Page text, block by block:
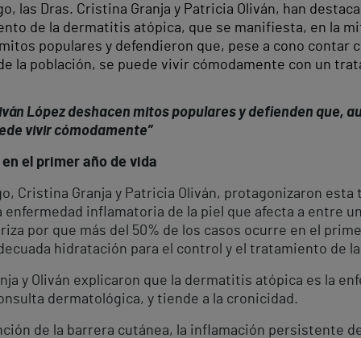
las Dras. Cristina Granja y Patricia Oliván, han
de la dermatitis atópica, que se manifiesta, en la
populares y defendieron que, pese a cono contar
la población, se puede vivir cómodamente con un
López deshacen mitos populares y defienden que,
vivir cómodamente”
el primer año de vida
Cristina Granja y Patricia Oliván, protagonizaron esta
inflamatoria de la piel que afecta a entre
por que más del 50% de los casos ocurre en el
hidratación para el control y el tratamiento de
y Oliván explicaron que la dermatitis atópica es la
dermatológica, y tiende a la cronicidad.
de la barrera cutánea, la inflamación persistente